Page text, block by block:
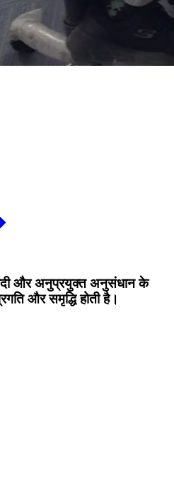
और अनुप्रयुक्त अनुसंधान के
और समृद्धि होती है।